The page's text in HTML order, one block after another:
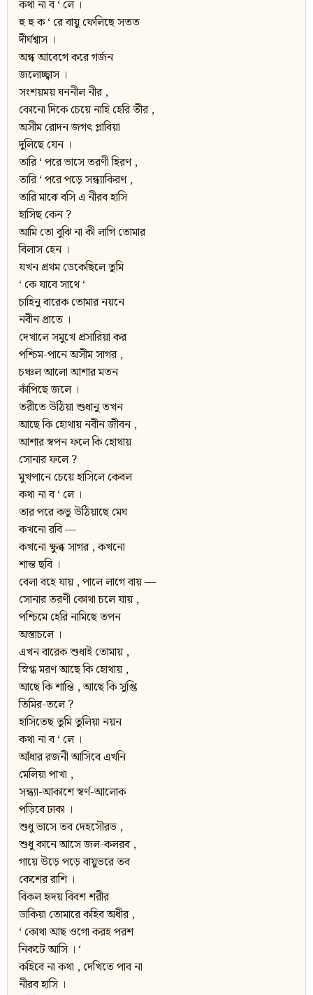
কথা না ব ‘ লে ।
হু হু ক ‘ রে বায়ু ফেলিছে সতত
দীর্ঘশ্বাস ।
অন্ধ আবেগে করে গর্জন
জলোচ্ছ্বাস ।
সংশয়ময় ঘননীল নীর ,
কোনো দিকে চেয়ে নাহি হেরি তীর ,
অসীম রোদন জগৎ প্লাবিয়া
দুলিছে যেন ।
তারি ‘ পরে ভাসে তরণী হিরণ ,
তারি ‘ পরে পড়ে সন্ধ্যাকিরণ ,
তারি মাঝে বসি এ নীরব হাসি
হাসিছ কেন ?
আমি তো বুঝি না কী লাগি তোমার
বিলাস হেন ।
যখন প্রথম ডেকেছিলে তুমি
‘ কে যাবে সাথে ‘
চাহিনু বারেক তোমার নয়নে
নবীন প্রাতে ।
দেখালে সমুখে প্রসারিয়া কর
পশ্চিম-পানে অসীম সাগর ,
চঞ্চল আলো আশার মতন
কাঁপিছে জলে ।
তরীতে উঠিয়া শুধানু তখন
আছে কি হোথায় নবীন জীবন ,
আশার স্বপন ফলে কি হোথায়
সোনার ফলে ?
মুখপানে চেয়ে হাসিলে কেবল
কথা না ব ‘ লে ।
তার পরে কভু উঠিয়াছে মেঘ
কখনো রবি —
কখনো ক্ষুব্ধ সাগর , কখনো
শান্ত ছবি ।
বেলা বহে যায় , পালে লাগে বায় —
সোনার তরণী কোথা চলে যায় ,
পশ্চিমে হেরি নামিছে তপন
অস্তাচলে ।
এখন বারেক শুধাই তোমায় ,
স্নিগ্ধ মরণ আছে কি হোথায় ,
আছে কি শান্তি , আছে কি সুপ্তি
তিমির-তলে ?
হাসিতেছ তুমি তুলিয়া নয়ন
কথা না ব ‘ লে ।
আঁধার রজনী আসিবে এখনি
মেলিয়া পাখা ,
সন্ধ্যা-আকাশে স্বর্ণ-আলোক
পড়িবে ঢাকা ।
শুধু ভাসে তব দেহসৌরভ ,
শুধু কানে আসে জল-কলরব ,
গায়ে উড়ে পড়ে বায়ুভরে তব
কেশের রাশি ।
বিকল হৃদয় বিবশ শরীর
ডাকিয়া তোমারে কহিব অধীর ,
‘ কোথা আছ ওগো করহ পরশ
নিকটে আসি । ‘
কহিবে না কথা , দেখিতে পাব না
নীরব হাসি ।